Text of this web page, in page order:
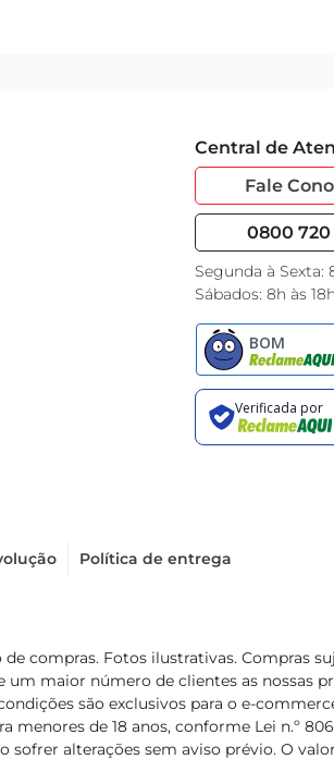
Central de
Fale
0800 720
Segunda à Sexta:
Sábados: 8h às 18h
Política de entrega
compras. Fotos ilustrativas. Compras
maior número de clientes as nossas
são exclusivos para o e-
de 18 anos, conforme Lei n.º
sofrer alterações sem aviso prévio. O